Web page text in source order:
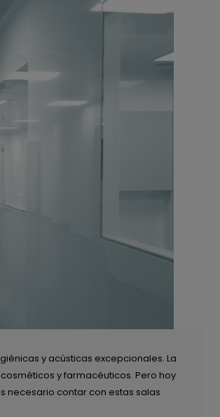
y acústicas excepcionales. La
y farmacéuticos. Pero hoy
necesario contar con estas salas